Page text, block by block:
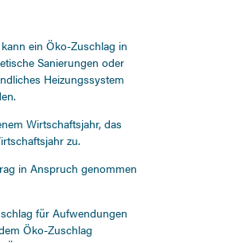
ein Öko-Zuschlag in
Sanierungen oder
Heizungssystem
Wirtschaftsjahr, das
zu.
in Anspruch genommen
für Aufwendungen
Öko-Zuschlag